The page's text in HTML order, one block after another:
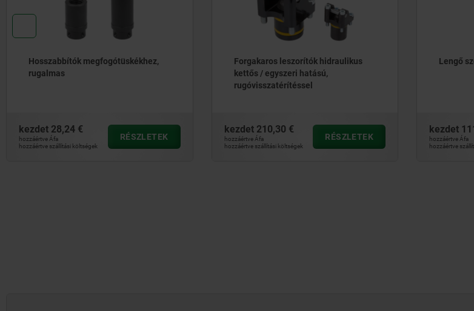
Hosszabbítók megfogótüskékhez,
rugalmas
kezdet 28,24 €
hozzáértve Áfa
hozzáértve szállítási költségek
RÉSZLETEK
Forgakaros leszorítók hidraulikus
kettős / egyszeri hatású,
rugóvisszatérítéssel
kezdet 210,30 €
hozzáértve Áfa
hozzáértve szállítási költségek
RÉSZLETEK
Lengő
kezdet
hozzáértve Áfa
hozzáértve